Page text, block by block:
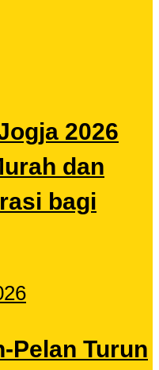
2026
dan
bagi
Pelan Turun